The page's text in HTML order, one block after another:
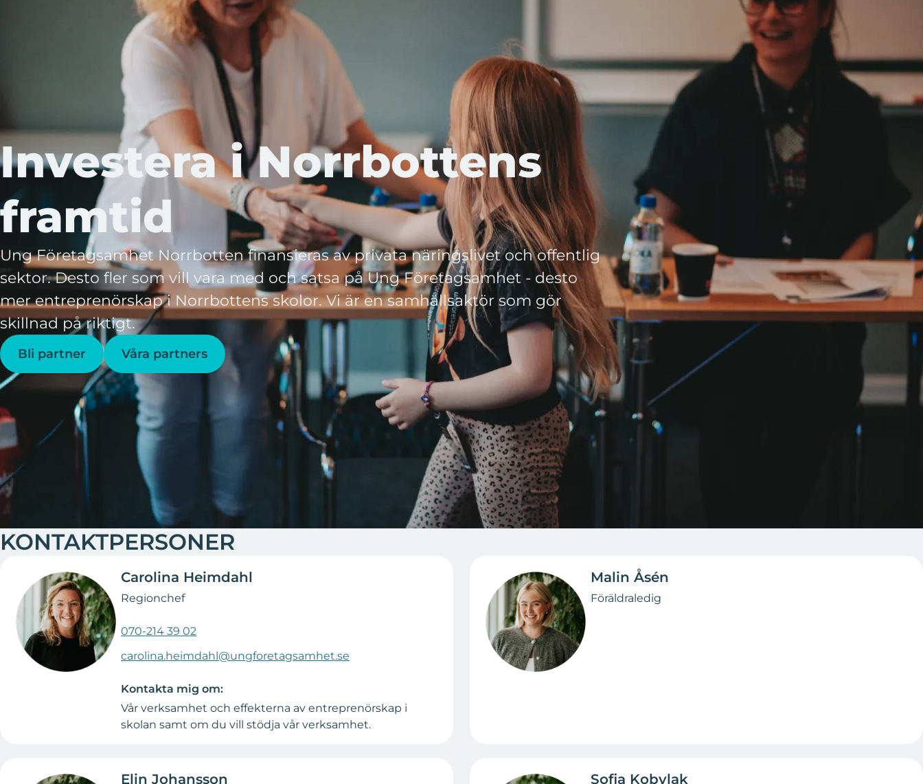
Investera i Norrbottens
framtid
Ung Företagsamhet Norrbotten finansieras av privata näringslivet och offentlig
sektor. Desto fler som vill vara med och satsa på Ung Företagsamhet - desto
mer entreprenörskap i Norrbottens skolor. Vi är en samhällsaktör som gör
skillnad på riktigt.
Bli partner Våra partners
KONTAKTPERSONER
Carolina Heimdahl
Regionchef
070-214 39 02
carolina.heimdahl@ungforetagsamhet.se
Kontakta mig om:
Vår verksamhet och effekterna av entreprenörskap i
skolan samt om du vill stödja vår verksamhet.
Malin Åsén
Föräldraledig
Elin Johansson Sofia Kobylak